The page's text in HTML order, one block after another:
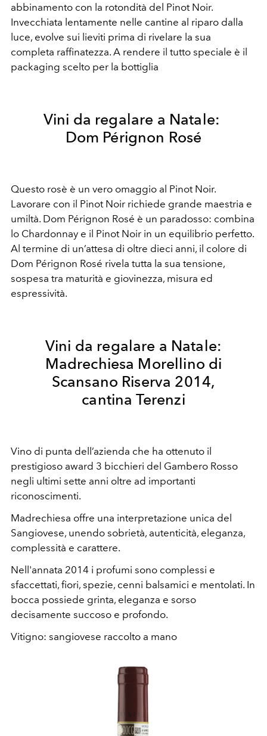
abbinamento con la rotondità del Pinot Noir.
Invecchiata lentamente nelle cantine al riparo dalla
luce, evolve sui lieviti prima di rivelare la sua
completa raffinatezza. A rendere il tutto speciale è il
packaging scelto per la bottiglia
Vini da regalare a Natale:
Dom Pérignon Rosé
Questo rosè è un vero omaggio al Pinot Noir.
Lavorare con il Pinot Noir richiede grande maestria e
umiltà. Dom Pérignon Rosé è un paradosso: combina
lo Chardonnay e il Pinot Noir in un equilibrio perfetto.
Al termine di un’attesa di oltre dieci anni, il colore di
Dom Pérignon Rosé rivela tutta la sua tensione,
sospesa tra maturità e giovinezza, misura ed
espressività.
Vini da regalare a Natale:
Madrechiesa Morellino di
Scansano Riserva 2014,
cantina Terenzi
Vino di punta dell’azienda che ha ottenuto il
prestigioso award 3 bicchieri del Gambero Rosso
negli ultimi sette anni oltre ad importanti
riconoscimenti.
Madrechiesa offre una interpretazione unica del
Sangiovese, unendo sobrietà, autenticità, eleganza,
complessità e carattere.
Nell'annata 2014 i profumi sono complessi e
sfaccettati, fiori, spezie, cenni balsamici e mentolati. In
bocca possiede grinta, eleganza e sorso
decisamente succoso e profondo.
Vitigno: sangiovese raccolto a mano